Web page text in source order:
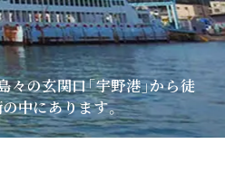
々の玄関口「宇野港」から徒
中にあります。